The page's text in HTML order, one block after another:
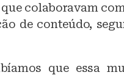
colaboravam
de conteúdo,
que essa